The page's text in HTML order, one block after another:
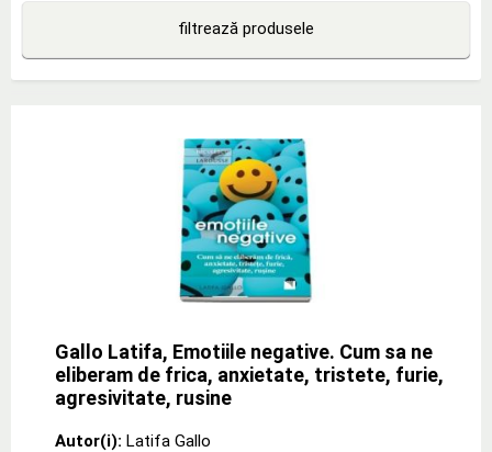
filtrează produsele
Gallo Latifa, Emotiile negative. Cum sa ne
eliberam de frica, anxietate, tristete, furie,
agresivitate, rusine
Autor(i): Latifa Gallo